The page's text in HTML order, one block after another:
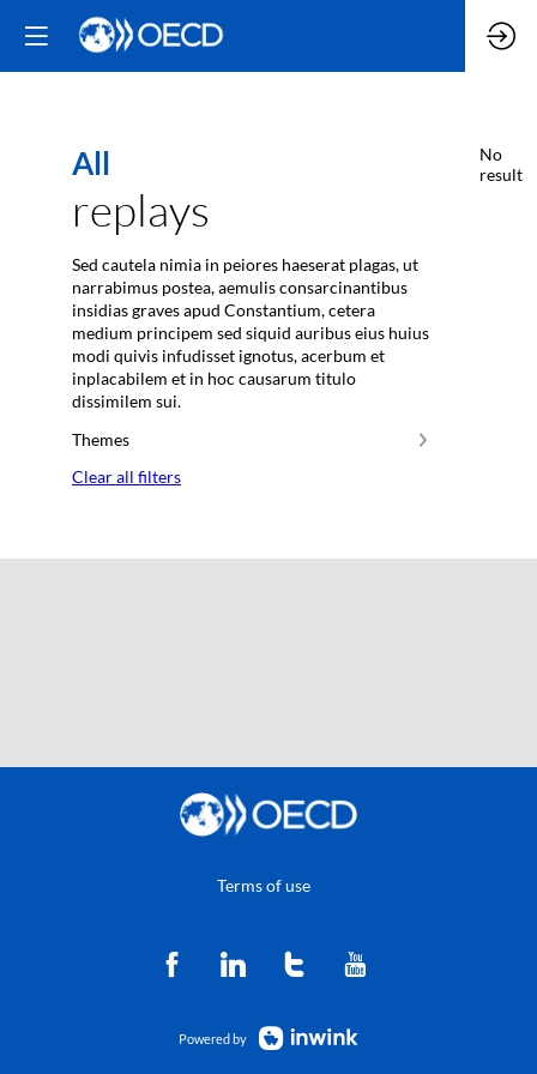
All
replays
Sed cautela nimia in peiores haeserat plagas, ut
narrabimus postea, aemulis consarcinantibus
insidias graves apud Constantium, cetera
medium principem sed siquid auribus eius huius
modi quivis infudisset ignotus, acerbum et
inplacabilem et in hoc causarum titulo
dissimilem sui.
Themes
Clear all filters
No
result
Terms of use
Powered by